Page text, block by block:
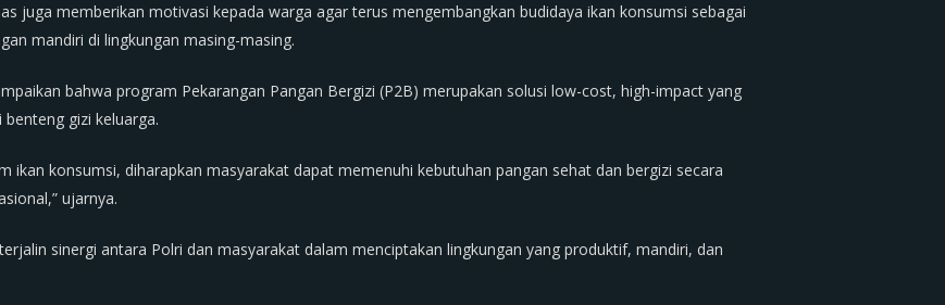
juga memberikan motivasi kepada warga agar terus mengembangkan budidaya ikan konsumsi sebagai
mandiri di lingkungan masing-masing.
bahwa program Pekarangan Pangan Bergizi (P2B) merupakan solusi low-cost, high-impact yang
gizi keluarga.
ikan konsumsi, diharapkan masyarakat dapat memenuhi kebutuhan pangan sehat dan bergizi secara
ujarnya.
sinergi antara Polri dan masyarakat dalam menciptakan lingkungan yang produktif, mandiri, dan